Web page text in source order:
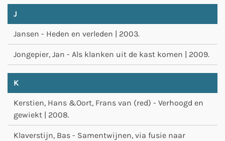
J
Jansen - Heden en verleden | 2003.
Jongepier, Jan - Als klanken uit de kast komen | 2009.
K
Kerstien, Hans &Oort, Frans van (red) - Verhoogd en
gewiekt | 2008.
Klaverstijn, Bas - Samentwijnen, via fusie naar